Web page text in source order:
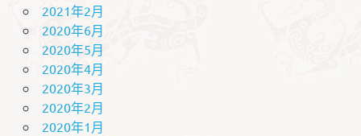
2021年2月
2020年6月
2020年5月
2020年4月
2020年3月
2020年2月
2020年1月